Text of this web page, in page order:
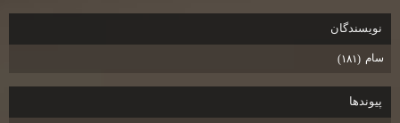
نويسندگان
سام (۱۸۱)
پيوندها